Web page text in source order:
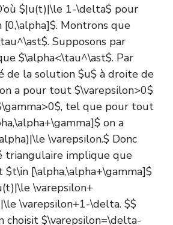
$|u(t)|\le 1-\delta$ pour
Montrons que
Supposons par
$\alpha<\tau^\ast$. Par
de la solution $u$ à droite de
a pour tout $\varepsilon>0$
tel que pour tout
on a
\varepsilon.$ Donc
triangulaire implique que
[\alpha,\alpha+\gamma]$
\varepsilon+
\varepsilon+1-\delta. $$
choisit $\varepsilon=\delta-